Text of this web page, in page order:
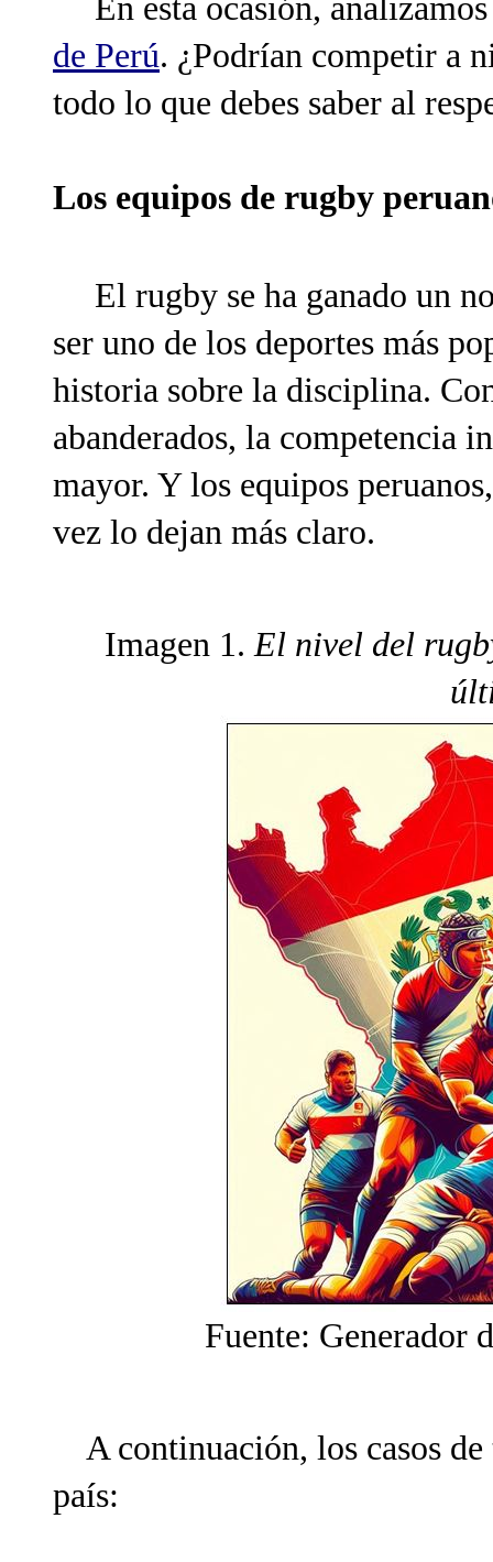
En esta ocasión,
de Perú. ¿Podrían competir a
todo lo que debes saber al
Los equipos de rugby
El rugby se ha ganado un
ser uno de los deportes más
historia sobre la disciplina.
abanderados, la competencia
mayor. Y los equipos
vez lo dejan más claro.
Imagen 1. El nivel del
Fuente: Generador
A continuación, los casos de
país: